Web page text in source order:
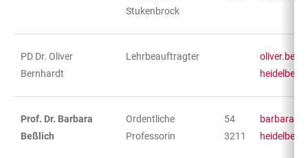
Stukenbrock
PD Dr. Oliver
Bernhardt
Lehrbeauftragter
Prof. Dr. Barbara
Beßlich
Ordentliche
Professorin
54
3211